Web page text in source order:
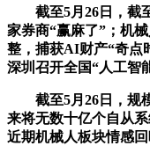
截至5月26日，截至
家券商“赢麻了”；机
整，捕获AI财产“奇点
深圳召开全国“人工智
截至5月26日，规模
来将无数十亿个自从
近期机械人板块情感